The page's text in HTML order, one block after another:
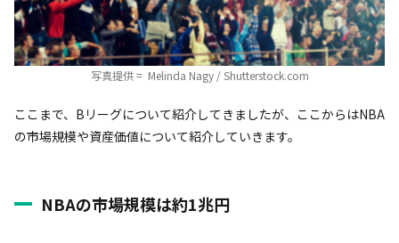
写真提供 = Melinda Nagy / Shutterstock.com
ここまで、Bリーグについて紹介してきましたが、ここからはNBA
の市場規模や資産価値について紹介していきます。
NBAの市場規模は約1兆円